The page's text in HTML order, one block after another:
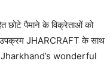
छोटे पैमाने के विक्रेताओं को
उपक्रम JHARCRAFT के साथ
Jharkhand’s wonderful